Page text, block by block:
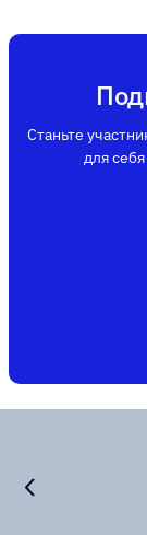
Станьте
для